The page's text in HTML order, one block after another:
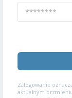
Zalogowanie
aktualnym